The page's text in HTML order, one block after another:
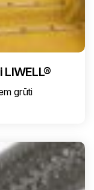
grūti